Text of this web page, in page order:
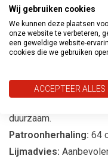
brengen, waardoor het
ervaren als
Afmetingen:10m lang
duurzaam.
Patroonherhaling: 64
Lijmadvies:
Wij gebruiken cookies
We kunnen deze plaatsen
onze website te verbeteren,
een geweldige website-
cookies die we gebruiken
ACCEPTEER ALLES